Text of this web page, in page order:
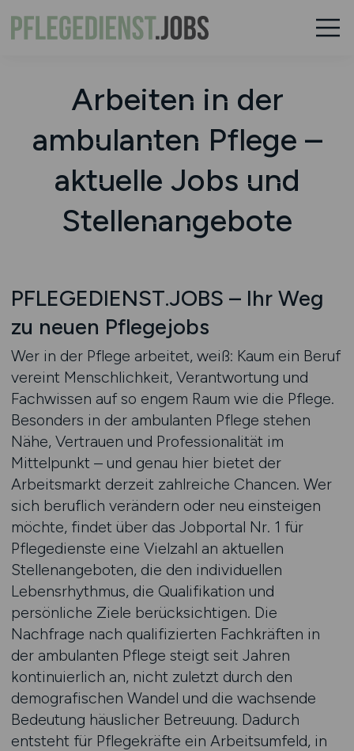
Arbeiten in der
ambulanten Pflege –
aktuelle Jobs und
Stellenangebote
PFLEGEDIENST.JOBS – Ihr Weg
zu neuen Pflegejobs
Wer in der Pflege arbeitet, weiß: Kaum ein Beruf
vereint Menschlichkeit, Verantwortung und
Fachwissen auf so engem Raum wie die Pflege.
Besonders in der ambulanten Pflege stehen
Nähe, Vertrauen und Professionalität im
Mittelpunkt – und genau hier bietet der
Arbeitsmarkt derzeit zahlreiche Chancen. Wer
sich beruflich verändern oder neu einsteigen
möchte, findet über das Jobportal Nr. 1 für
Pflegedienste eine Vielzahl an aktuellen
Stellenangeboten, die den individuellen
Lebensrhythmus, die Qualifikation und
persönliche Ziele berücksichtigen. Die
Nachfrage nach qualifizierten Fachkräften in
der ambulanten Pflege steigt seit Jahren
kontinuierlich an, nicht zuletzt durch den
demografischen Wandel und die wachsende
Bedeutung häuslicher Betreuung. Dadurch
entsteht für Pflegekräfte ein Arbeitsumfeld, in